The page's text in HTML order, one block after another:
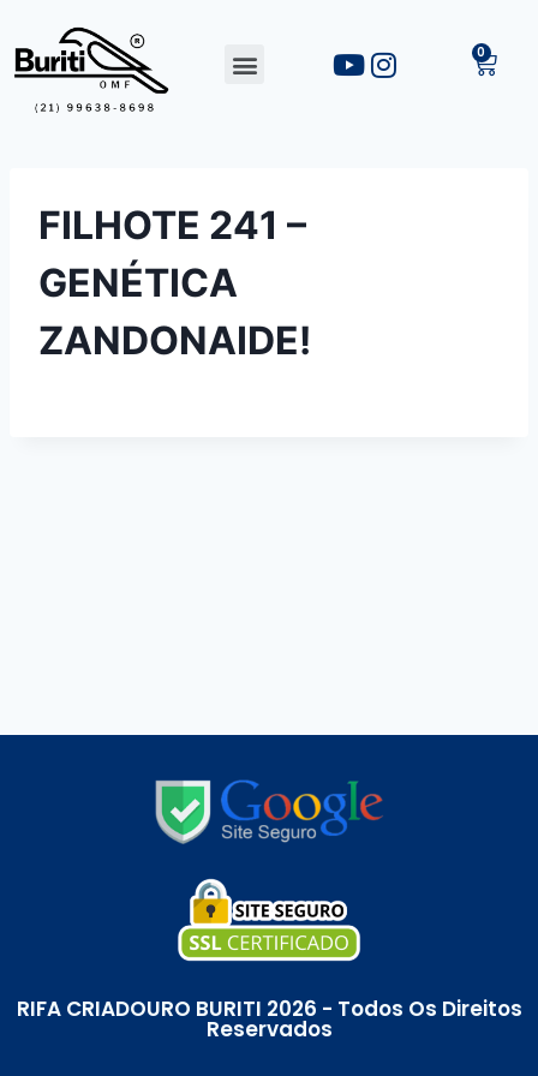
FILHOTE 241 –
GENÉTICA
ZANDONAIDE!
RIFA CRIADOURO BURITI 2026 - Todos Os Direitos
Reservados